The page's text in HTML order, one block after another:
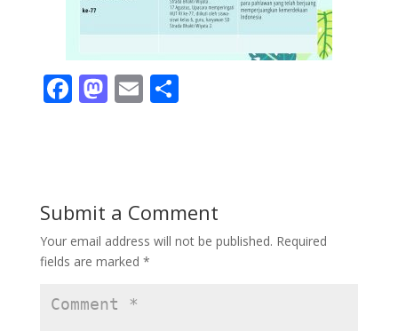
F
o
o
k
M
o
n
E S
Submit a Comment
Your email address will not be published. Required
fields are marked *